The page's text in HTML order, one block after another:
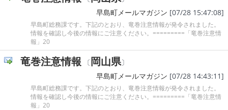
早島町メールマガジン [07/28 15:47:08]
早島町総務課です。下記のとおり、竜巻注意情報が発令されました。
情報を確認し今後の情報にご注意ください。=========「竜巻注意情
報」20
竜巻注意情報 〔岡山県〕
早島町メールマガジン [07/28 14:43:11]
早島町総務課です。下記のとおり、竜巻注意情報が発令されました。
情報を確認し今後の情報にご注意ください。=========「竜巻注意情
報」20